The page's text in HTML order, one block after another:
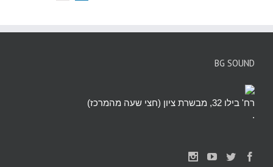
BG SOUND
רח' בילו 32, מבשרת ציון (חצי שעה מהמרכז)
.